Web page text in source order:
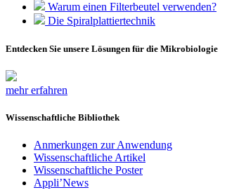
Warum einen Filterbeutel verwenden?
Die Spiralplattier­technik
Entdecken Sie unsere Lösungen für die Mikrobiologie
mehr erfahren
Wissenschaftliche Bibliothek
Anmerkungen zur Anwendung
Wissenschaftliche Artikel
Wissenschaftliche Poster
Appli’News